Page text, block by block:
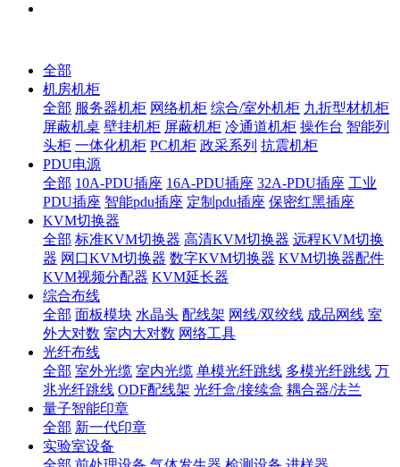
全部
机房机柜
全部 服务器机柜 网络机柜 综合/室外机柜 九折型材机柜
屏蔽机桌 壁挂机柜 屏蔽机柜 冷通道机柜 操作台 智能列
头柜 一体化机柜 PC机柜 政采系列 抗震机柜
PDU电源
全部 10A-PDU插座 16A-PDU插座 32A-PDU插座 工业
PDU插座 智能pdu插座 定制pdu插座 保密红黑插座
KVM切换器
全部 标准KVM切换器 高清KVM切换器 远程KVM切换
器 网口KVM切换器 数字KVM切换器 KVM切换器配件
KVM视频分配器 KVM延长器
综合布线
全部 面板模块 水晶头 配线架 网线/双绞线 成品网线 室
外大对数 室内大对数 网络工具
光纤布线
全部 室外光缆 室内光缆 单模光纤跳线 多模光纤跳线 万
兆光纤跳线 ODF配线架 光纤盒/接续盒 耦合器/法兰
量子智能印章
全部 新一代印章
实验室设备